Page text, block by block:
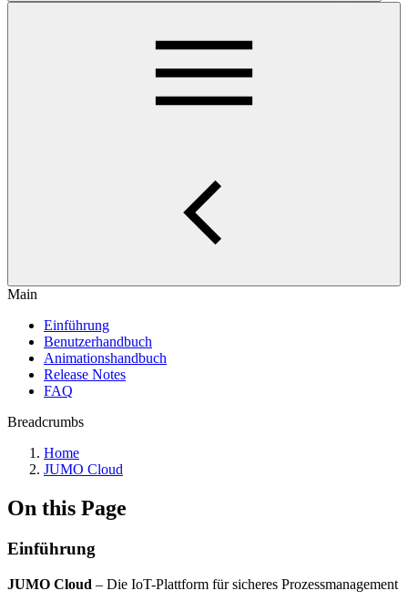
Main
Einführung
Benutzerhandbuch
Animationshandbuch
Release Notes
FAQ
Breadcrumbs
Home
JUMO Cloud
On this Page
Einführung
JUMO Cloud – Die IoT-Plattform für sicheres Prozessmanagement